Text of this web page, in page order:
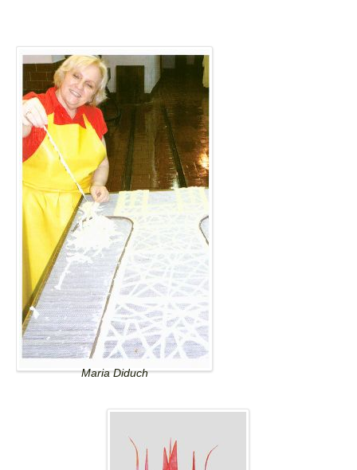
Maria Diduch